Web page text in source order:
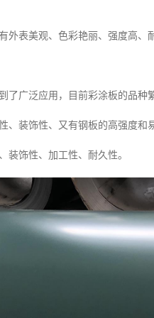
外表美观、色彩艳丽、强度高
了广泛应用，目前彩涂板的品
、装饰性、又有钢板的高强度
装饰性、加工性、耐久性。